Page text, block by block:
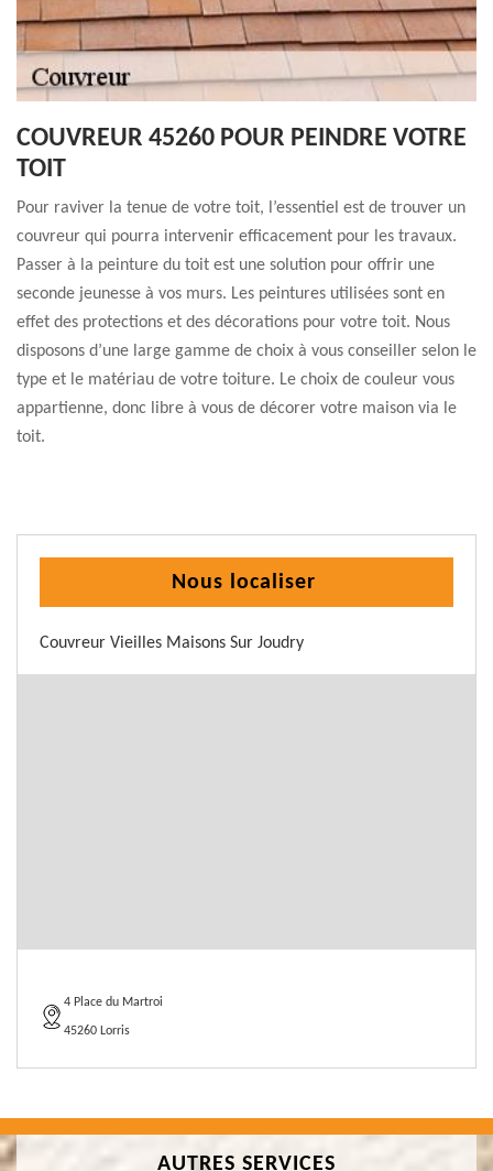
COUVREUR 45260 POUR PEINDRE VOTRE
TOIT
Pour raviver la tenue de votre toit, l’essentiel est de trouver un
couvreur qui pourra intervenir efficacement pour les travaux.
Passer à la peinture du toit est une solution pour offrir une
seconde jeunesse à vos murs. Les peintures utilisées sont en
effet des protections et des décorations pour votre toit. Nous
disposons d’une large gamme de choix à vous conseiller selon le
type et le matériau de votre toiture. Le choix de couleur vous
appartienne, donc libre à vous de décorer votre maison via le
toit.
Nous localiser
Couvreur Vieilles Maisons Sur Joudry
4 Place du Martroi
45260 Lorris
AUTRES SERVICES